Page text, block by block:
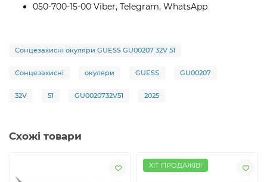
050-700-15-00 Viber, Telegram, WhatsApp
Сонцезахисні окуляри GUESS GU00207 32V 51
Сонцезахисні окуляри GUESS GU00207
32V 51 GU0020732V51 2025
Схожі товари
ХІТ ПРОДАЖІВ!